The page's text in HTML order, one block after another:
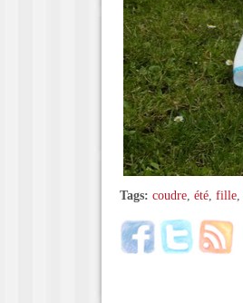
Tags: coudre été fille